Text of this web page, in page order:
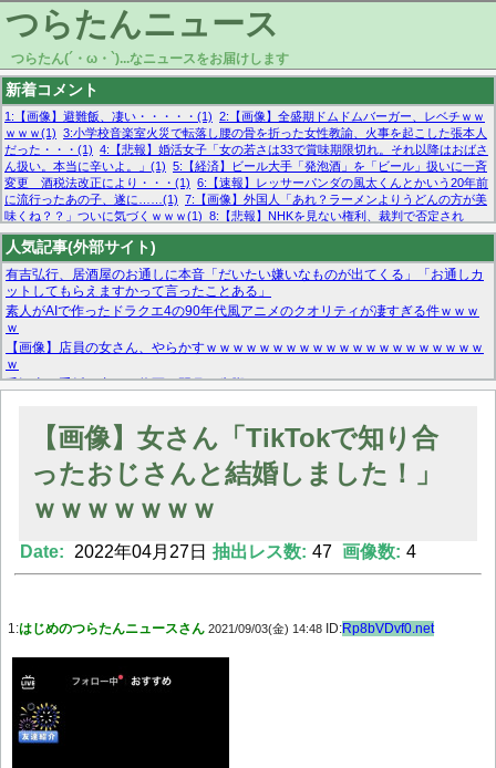
つらたんニュース
つらたん(´・ω・`)...なニュースをお届けします
新着コメント
1:【画像】避難飯、凄い・・・・・(1) 2:【画像】全盛期ドムドムバーガー、レベチｗｗ
ｗｗｗ(1) 3:小学校音楽室火災で転落し腰の骨を折った女性教諭、火事を起こした張本人
だった・・・(1) 4:【悲報】婚活女子「女の若さは33で賞味期限切れ。それ以降はおばさ
ん扱い。本当に辛いよ。」(1) 5:【経済】ビール大手「発泡酒」を「ビール」扱いに一斉
変更 酒税法改正により・・・(1) 6:【速報】レッサーパンダの風太くんとかいう20年前
に流行ったあの子、遂に……(1) 7:【画像】外国人「あれ？ラーメンよりうどんの方が美
味くね？？」ついに気づくｗｗｗ(1) 8:【悲報】NHKを見ない権利、裁判で否定され
る・・・(1) 9:欧州委員長「原発縮小は間違いでした」(1) 10:【悲報】日本企業の人手不
足、限界突破 52%「正社員も足りてません…」(1)
人気記事(外部サイト)
有吉弘行、居酒屋のお通しに本音「だいたい嫌いなものが出てくる」「お通しカ
ットしてもらえますかって言ったことある」
素人がAIで作ったドラクエ4の90年代風アニメのクオリティが凄すぎる件ｗｗｗ
ｗ
【画像】店員の女さん、やらかすｗｗｗｗｗｗｗｗｗｗｗｗｗｗｗｗｗｗｗｗｗ
ｗ
毛沢東に手紙を書いた将軍、翌月に失脚
ニーCEOの「量より質」宣言の裏で渦巻くファンの本音とMCUの未来を徹底考
【モー娘。石田亜佑美】ファーストテイク出演も新規獲得ならず？北川莉央が1
【画像】女さん「TikTokで知り合
ったおじさんと結婚しました！」
ｗｗｗｗｗｗｗ
Date: 2022年04月27日 抽出レス数: 47 画像数: 4
1:はじめのつらたんニュースさん 2021/09/03(金) 14:48 ID:Rp8bVDvf0.net